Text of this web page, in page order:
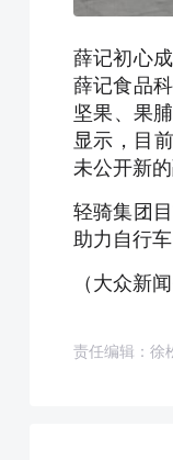
薛记初心
薛记食品
坚果、果
显示，目
未公开新的
轻骑集团
助力自行
（大众新
责任编辑：徐